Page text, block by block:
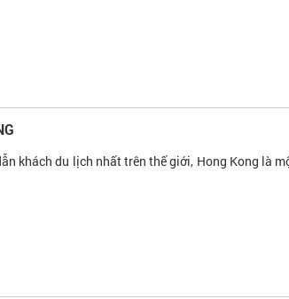
khách du lịch nhất trên thế giới, Hong Kong là